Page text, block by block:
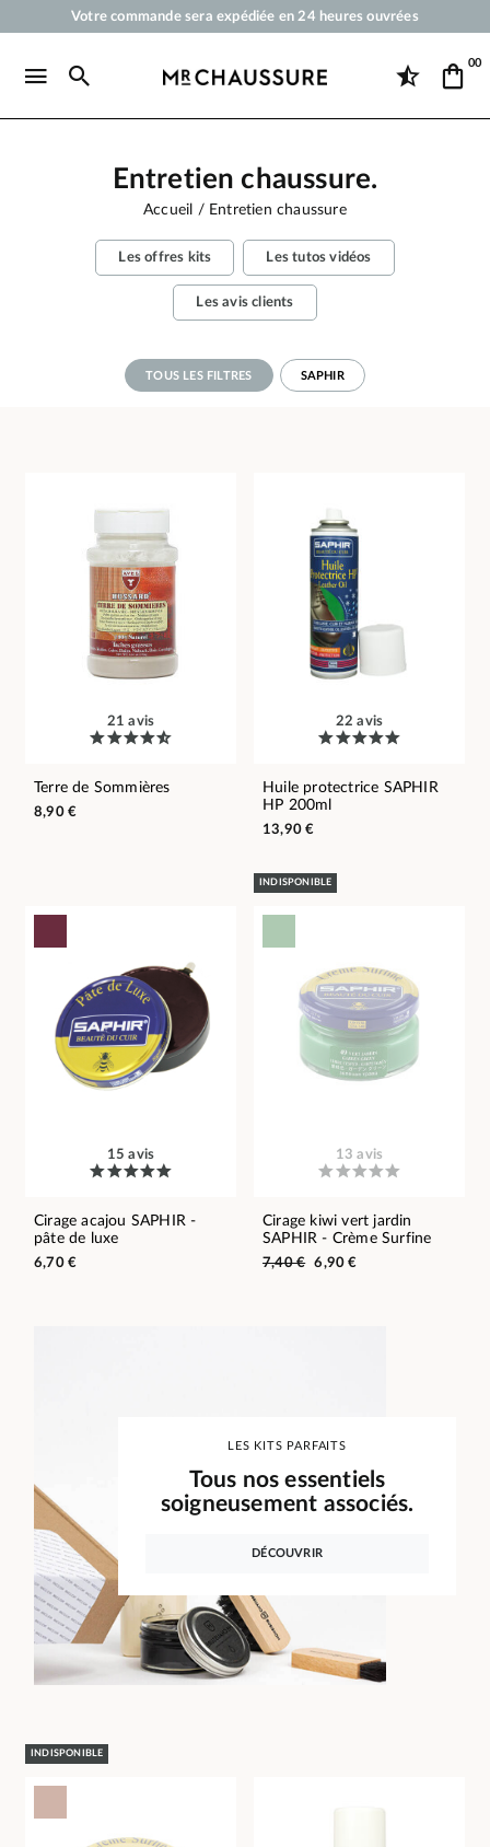
Votre commande sera expédiée en 24 heures ouvrées
Livraison offerte dès 50 €
00
Entretien chaussure.
Accueil Entretien chaussure
Les offres kits Les tutos vidéos
Les avis clients
TOUS LES FILTRES SAPHIR
21 avis
Terre de Sommières
8,90 €
22 avis
Huile protectrice SAPHIR
HP 200ml
13,90 €
15 avis
Cirage acajou SAPHIR -
pâte de luxe
6,70 €
INDISPONIBLE
13 avis
Cirage kiwi vert jardin
SAPHIR - Crème Surfine
7,40 € 6,90 €
LES KITS PARFAITS
Tous nos essentiels
soigneusement associés.
DÉCOUVRIR
INDISPONIBLE